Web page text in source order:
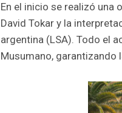
En el inicio se realizó una
David Tokar y la
argentina (LSA). Todo el
Musumano, garantizando